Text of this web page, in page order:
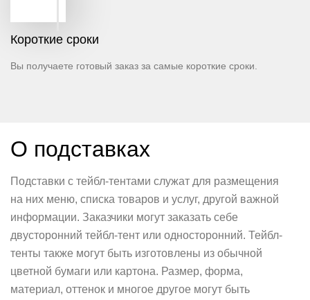
Короткие сроки
Вы получаете готовый заказ за самые короткие сроки.
О подставках
Подставки с тейбл-тентами служат для размещения
на них меню, списка товаров и услуг, другой важной
информации. Заказчики могут заказать себе
двусторонний тейбл-тент или односторонний. Тейбл-
тенты также могут быть изготовлены из обычной
цветной бумаги или картона. Размер, форма,
материал, оттенок и многое другое могут быть